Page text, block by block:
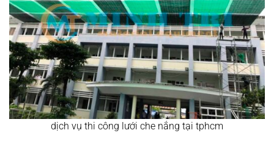
dịch vụ thi công lưới che nắng tại tphcm